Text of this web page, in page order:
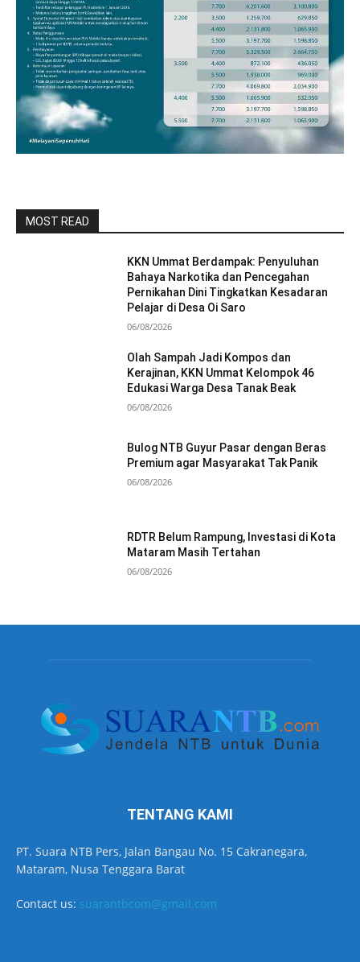
MOST READ
KKN Ummat Berdampak: Penyuluhan
Bahaya Narkotika dan Pencegahan
Pernikahan Dini Tingkatkan Kesadaran
Pelajar di Desa Oi Saro
06/08/2026
Olah Sampah Jadi Kompos dan
Kerajinan, KKN Ummat Kelompok 46
Edukasi Warga Desa Tanak Beak
06/08/2026
Bulog NTB Guyur Pasar dengan Beras
Premium agar Masyarakat Tak Panik
06/08/2026
RDTR Belum Rampung, Investasi di Kota
Mataram Masih Tertahan
06/08/2026
TENTANG KAMI
PT. Suara NTB Pers, Jalan Bangau No. 15 Cakranegara,
Mataram, Nusa Tenggara Barat
Contact us: suarantbcom@gmail.com